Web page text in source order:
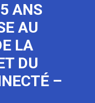
ANS
AU
LA
DU
–